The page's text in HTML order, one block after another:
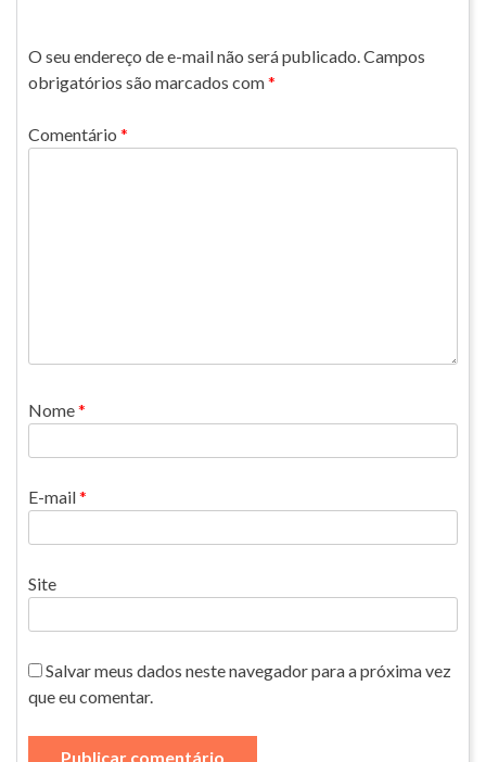
O seu endereço de e-mail não será publicado.Campos
obrigatórios são marcados com*
Comentário *
Nome*
E-mail*
Site
Salvar meus dados neste navegador para a próxima vez
que eu comentar.